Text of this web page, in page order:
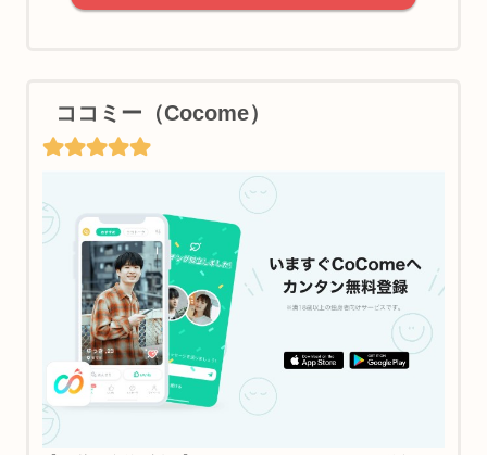
ココミー（Cocome）